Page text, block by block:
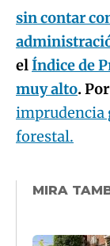
muy alto .
imprudencia
forestal.
MIRA